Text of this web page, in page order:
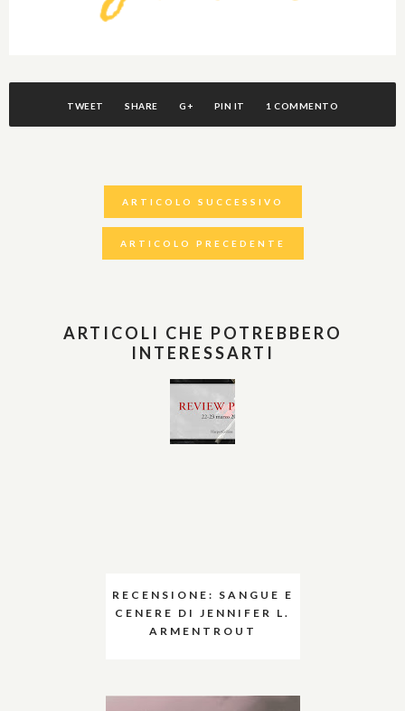
TWEET SHARE G+ PIN IT 1 COMMENTO
ARTICOLO SUCCESSIVO
ARTICOLO PRECEDENTE
ARTICOLI CHE POTREBBERO
INTERESSARTI
RECENSIONE: SANGUE E
CENERE DI JENNIFER L.
ARMENTROUT